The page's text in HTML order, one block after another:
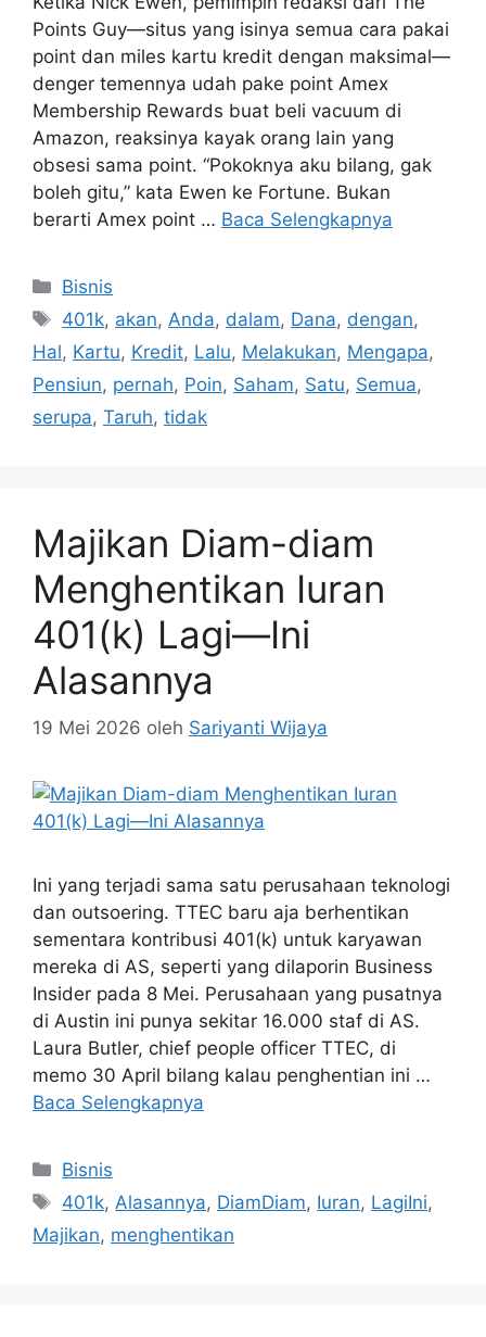
Points Guy—situs yang isinya semua cara pakai
point dan miles kartu kredit dengan maksimal—
denger temennya udah pake point Amex
Membership Rewards buat beli vacuum di
Amazon, reaksinya kayak orang lain yang
obsesi sama point. “Pokoknya aku bilang, gak
boleh gitu,” kata Ewen ke Fortune. Bukan
berarti Amex point … Baca Selengkapnya
Kategori
Bisnis
Tag
401k, akan, Anda, dalam, Dana, dengan,
Hal, Kartu, Kredit, Lalu, Melakukan, Mengapa,
Pensiun, pernah, Poin, Saham, Satu, Semua,
serupa, Taruh, tidak
Majikan Diam-diam
Menghentikan Iuran
401(k) Lagi—Ini
Alasannya
19 Mei 2026 oleh Sariyanti Wijaya
Ini yang terjadi sama satu perusahaan teknologi
dan outsoering. TTEC baru aja berhentikan
sementara kontribusi 401(k) untuk karyawan
mereka di AS, seperti yang dilaporin Business
Insider pada 8 Mei. Perusahaan yang pusatnya
di Austin ini punya sekitar 16.000 staf di AS.
Laura Butler, chief people officer TTEC, di
memo 30 April bilang kalau penghentian ini …
Baca Selengkapnya
Kategori
Bisnis
Tag
401k,Alasannya, DiamDiam, Iuran, LagiIni,
Majikan, menghentikan